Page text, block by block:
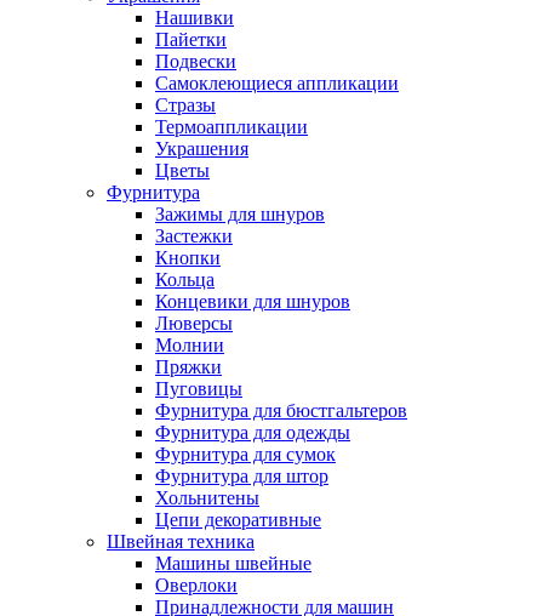
Нашивки
Пайетки
Подвески
Самоклеющиеся аппликации
Стразы
Термоаппликации
Украшения
Цветы
Фурнитура
Зажимы для шнуров
Застежки
Кнопки
Кольца
Концевики для шнуров
Люверсы
Молнии
Пряжки
Пуговицы
Фурнитура для бюстгальтеров
Фурнитура для одежды
Фурнитура для сумок
Фурнитура для штор
Хольнитены
Цепи декоративные
Швейная техника
Машины швейные
Оверлоки
Принадлежности для машин